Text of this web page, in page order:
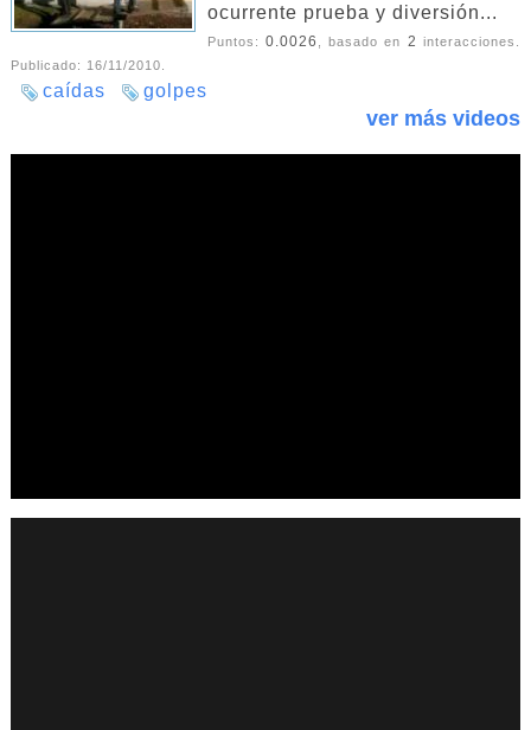
ocurrente prueba y diversión...
Puntos: 0.0026 , basado en 2 interacciones.
Publicado: 16/11/2010.
caídas golpes
ver más videos